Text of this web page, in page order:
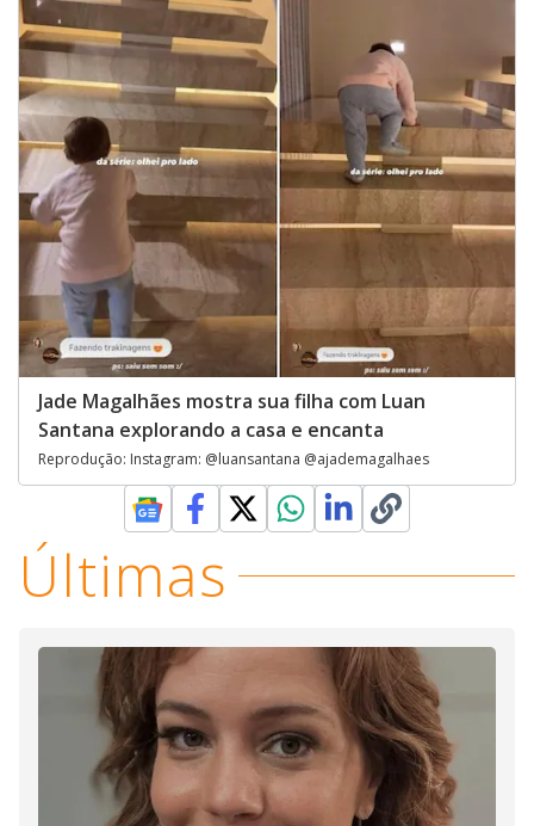
Jade Magalhães mostra sua filha com Luan
Santana explorando a casa e encanta
Reprodução: Instagram: @luansantana @ajademagalhaes
Últimas